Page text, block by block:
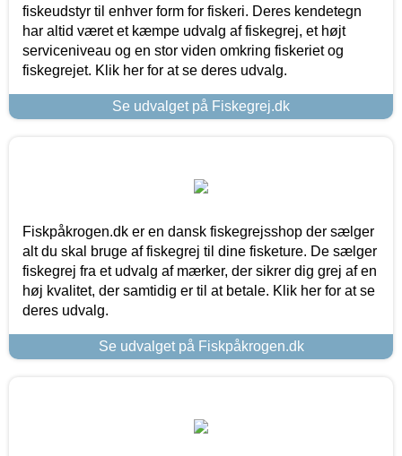
fiskeudstyr til enhver form for fiskeri. Deres kendetegn
har altid været et kæmpe udvalg af fiskegrej, et højt
serviceniveau og en stor viden omkring fiskeriet og
fiskegrejet. Klik her for at se deres udvalg.
Se udvalget på Fiskegrej.dk
Fiskpåkrogen.dk er en dansk fiskegrejsshop der sælger
alt du skal bruge af fiskegrej til dine fisketure. De sælger
fiskegrej fra et udvalg af mærker, der sikrer dig grej af en
høj kvalitet, der samtidig er til at betale. Klik her for at se
deres udvalg.
Se udvalget på Fiskpåkrogen.dk